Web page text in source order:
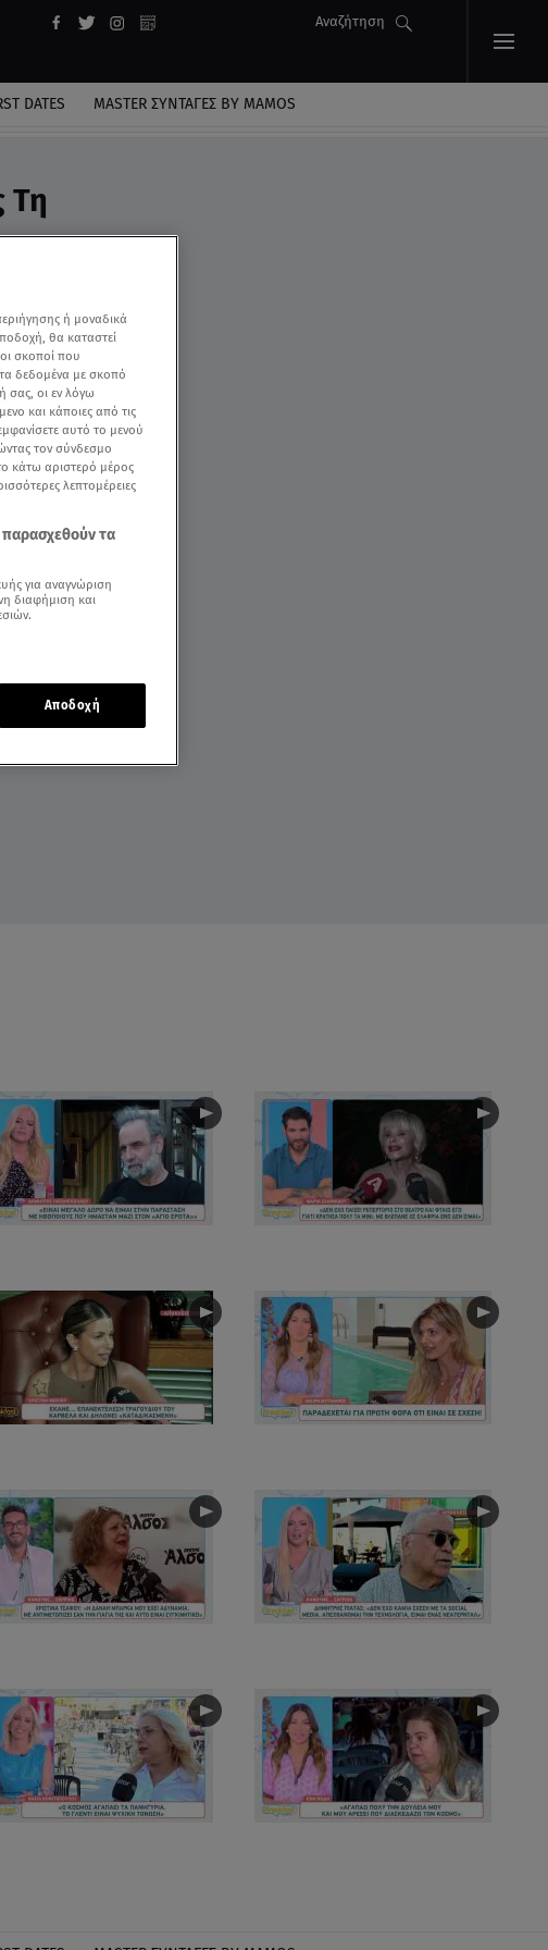
Αναζήτηση
DATES MASTER ΣΥΝΤΑΓΈΣ BY MAMOS
Τη
ή μοναδικά
θα καταστεί
σκοποί που
τα δεδομένα με σκοπό
σας, οι εν λόγω
και κάποιες από τις
αυτό το μενού
τον σύνδεσμο
κάτω αριστερό μέρος
λεπτομέρειες
παρασχεθούν τα
για αναγνώριση
διαφήμιση και
Αποδοχή